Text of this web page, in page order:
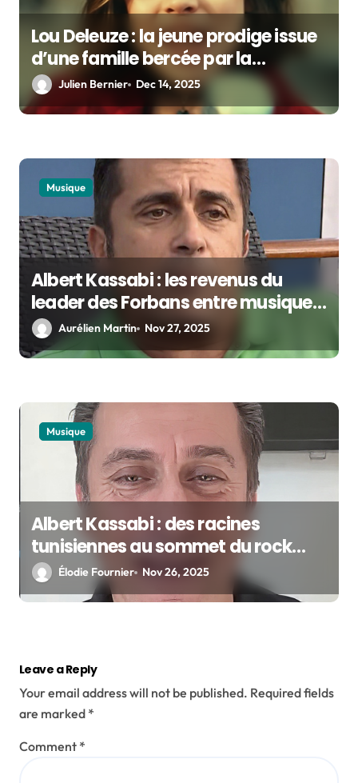
Lou Deleuze : la jeune prodige issue
d’une famille bercée par la
musique
Julien Bernier Dec 14, 2025
Musique
Albert Kassabi : les revenus du
leader des Forbans entre musique
et menuiserie
Aurélien Martin Nov 27, 2025
Musique
Albert Kassabi : des racines
tunisiennes au sommet du rock
français
Élodie Fournier Nov 26, 2025
Leave a Reply
Your email address will not be published. Required fields
are marked *
Comment *